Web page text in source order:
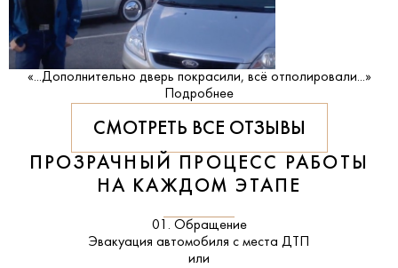
«...Дополнительно дверь покрасили, всё отполировали...»
Подробнее
СМОТРЕТЬ ВСЕ ОТЗЫВЫ
ПРОЗРАЧНЫЙ ПРОЦЕСС РАБОТЫ
НА КАЖДОМ ЭТАПЕ
01. Обращение
Эвакуация автомобиля с места ДТП
или